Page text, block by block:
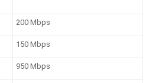
200 Mbps
150 Mbps
950 Mbps